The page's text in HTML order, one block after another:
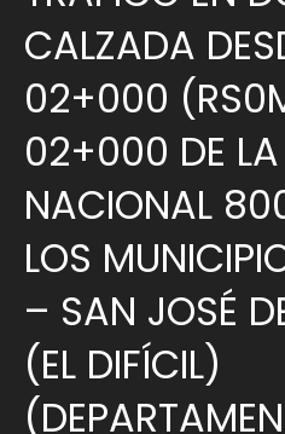
CALZADA
02+000
02+000 DE LA
NACIONAL
LOS
– SAN JOSÉ
(EL DIFÍCIL)